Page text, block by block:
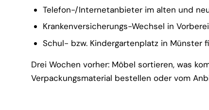
Telefon-/Internetanbieter im alten und
Krankenversicherungs-Wechsel in
Schul- bzw. Kindergartenplatz in Münster
Drei Wochen vorher: Möbel sortieren, was
Verpackungsmaterial bestellen oder vom